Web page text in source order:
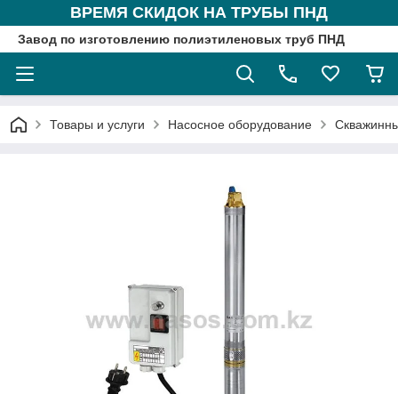
ВРЕМЯ СКИДОК НА ТРУБЫ ПНД
Завод по изготовлению полиэтиленовых труб ПНД
Товары и услуги Насосное оборудование